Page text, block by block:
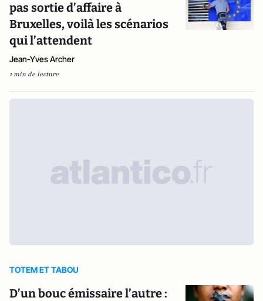
pas sortie d’affaire à
Bruxelles, voilà les scénarios
qui l’attendent
Jean-Yves Archer
1 min de lecture
TOTEM ET TABOU
D’un bouc émissaire l’autre :